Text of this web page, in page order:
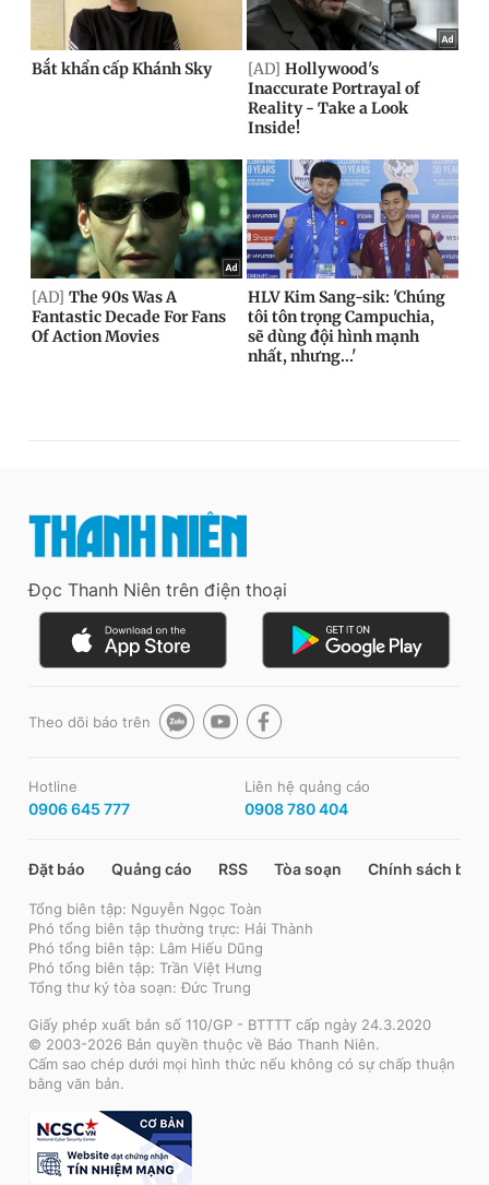
Đọc Thanh Niên trên điện thoại
Theo dõi báo trên
Hotline
0906 645 777
Liên hệ quảng cáo
0908 780 404
Đặt báo Quảng cáo RSS Tòa soạn Chính sách bảo
Tổng biên tập: Nguyễn Ngọc Toàn
Phó tổng biên tập thường trực: Hải Thành
Phó tổng biên tập: Lâm Hiếu Dũng
Phó tổng biên tập: Trần Việt Hưng
Tổng thư ký tòa soạn: Đức Trung
Giấy phép xuất bản số 110/GP - BTTTT cấp ngày 24.3.2020
© 2003-2026 Bản quyền thuộc về Báo Thanh Niên.
Cấm sao chép dưới mọi hình thức nếu không có sự chấp thuận
bằng văn bản.